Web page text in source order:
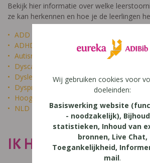
Bekijk hier informatie over welke
ze kan herkennen en hoe je de leerlingen
ADD
ADHD
Autisme
Dyscalculie
Dyslexie
Dyspraxie
Hoogbegaafdheid
NLD
IK HEET NIET DOM
Wij gebruiken cookies voor
doeleinden:
Basiswerking website
- noodzakelijk),
statistieken, Inhoud van
bronnen, Live Chat,
Toegankelijkheid,
mail.